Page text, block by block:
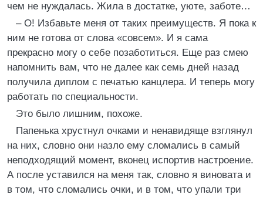
чем не нуждалась. Жила в достатке, уюте, заботе…
– О! Избавьте меня от таких преимуществ. Я пока к
ним не готова от слова «совсем». И я сама
прекрасно могу о себе позаботиться. Еще раз смею
напомнить вам, что не далее как семь дней назад
получила диплом с печатью канцлера. И теперь могу
работать по специальности.
Это было лишним, похоже.
Папенька хрустнул очками и ненавидяще взглянул
на них, словно они назло ему сломались в самый
неподходящий момент, вконец испортив настроение.
А после уставился на меня так, словно я виновата и
в том, что сломались очки, и в том, что упали три